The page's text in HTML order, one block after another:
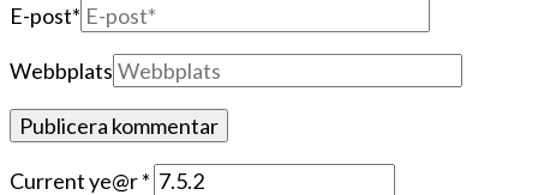
E-post*
Webbplats
Current ye@r*